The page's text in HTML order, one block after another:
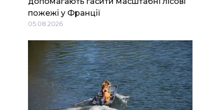
пожежі у Франції
05.08.2026